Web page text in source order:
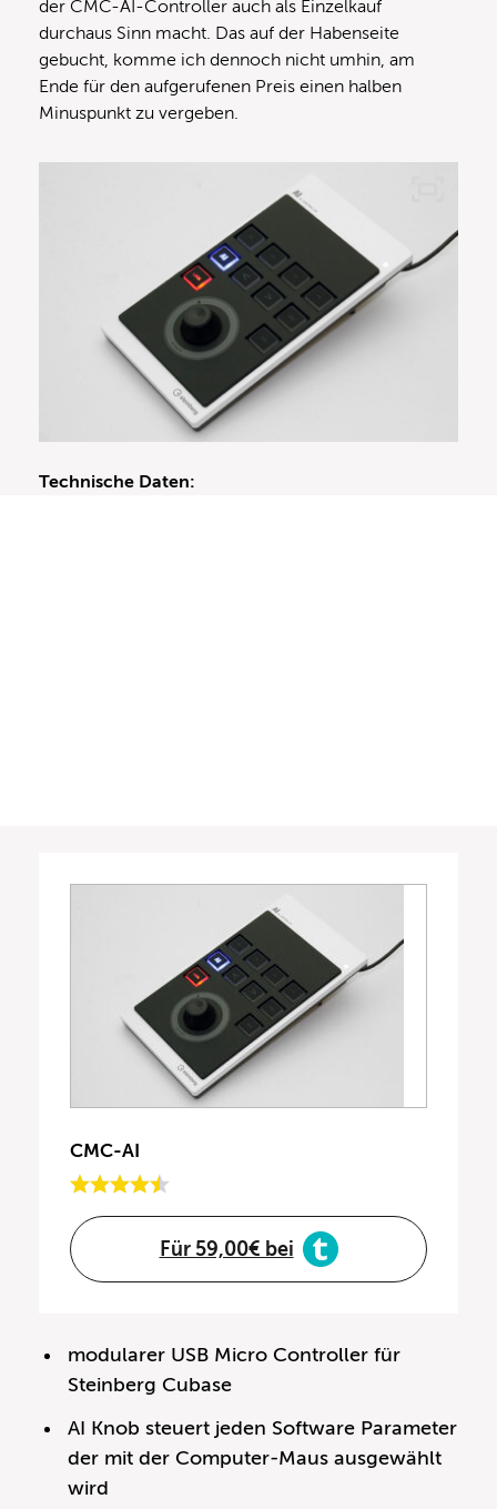
der CMC-AI-Controller auch als Einzelkauf
durchaus Sinn macht. Das auf der Habenseite
gebucht, komme ich dennoch nicht umhin, am
Ende für den aufgerufenen Preis einen halben
Minuspunkt zu vergeben.
Technische Daten:
CMC-AI
Für 59,00€ bei
modularer USB Micro Controller für
Steinberg Cubase
AI Knob steuert jeden Software Parameter
der mit der Computer-Maus ausgewählt
wird